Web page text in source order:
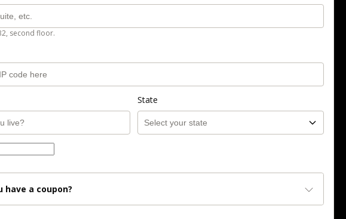
second floor.
State
have a coupon?